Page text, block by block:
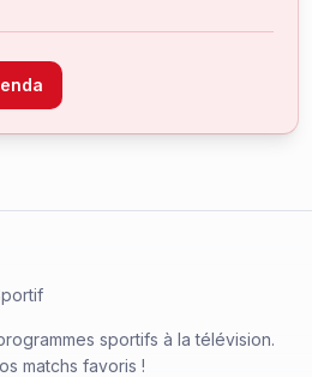
sportifs à la télévision.
matchs favoris !